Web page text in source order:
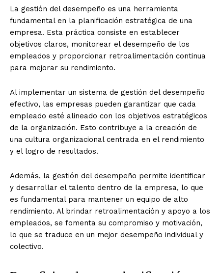
La gestión del desempeño es una herramienta
fundamental en la planificación estratégica de una
empresa. Esta práctica consiste en establecer
objetivos claros, monitorear el desempeño de los
empleados y proporcionar retroalimentación continua
para mejorar su rendimiento.
Al implementar un sistema de gestión del desempeño
efectivo, las empresas pueden garantizar que cada
empleado esté alineado con los objetivos estratégicos
de la organización. Esto contribuye a la creación de
una cultura organizacional centrada en el rendimiento
y el logro de resultados.
Además, la gestión del desempeño permite identificar
y desarrollar el talento dentro de la empresa, lo que
es fundamental para mantener un equipo de alto
rendimiento. Al brindar retroalimentación y apoyo a los
empleados, se fomenta su compromiso y motivación,
lo que se traduce en un mejor desempeño individual y
colectivo.